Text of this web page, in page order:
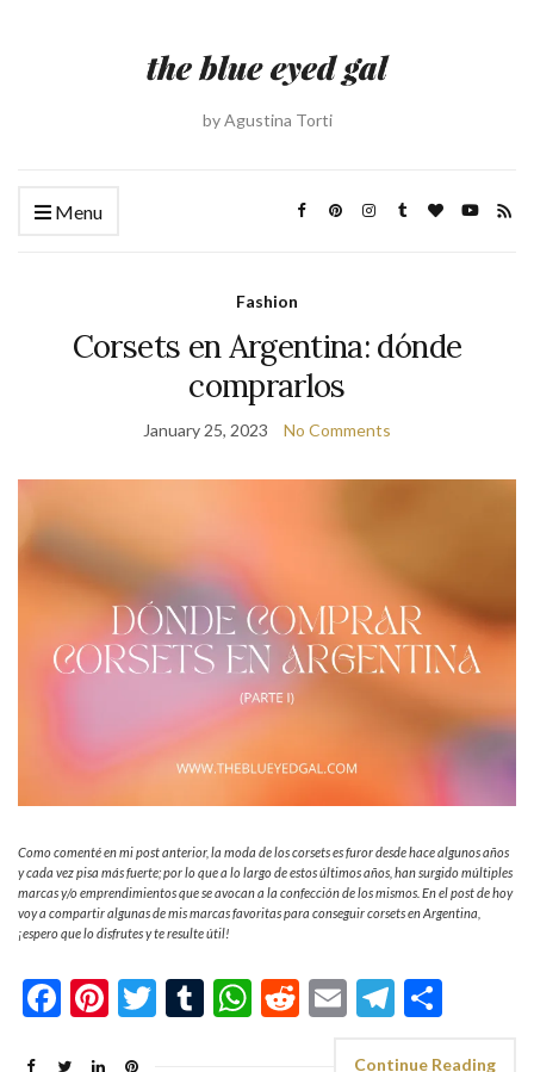
by Agustina Torti
Menu
Fashion
Corsets en Argentina: dónde
comprarlos
January 25, 2023 No Comments
Como comenté en mi post anterior, la moda de los corsets es furor desde hace algunos años
y cada vez pisa más fuerte; por lo que a lo largo de estos últimos años, han surgido múltiples
marcas y/o emprendimientos que se avocan a la confección de los mismos. En el post de hoy
voy a compartir algunas de mis marcas favoritas para conseguir corsets en Argentina,
¡espero que lo disfrutes y te resulte útil!
Facebook
Pinterest
Twitter
Tumblr
WhatsApp
Reddit
Email
Continue Reading